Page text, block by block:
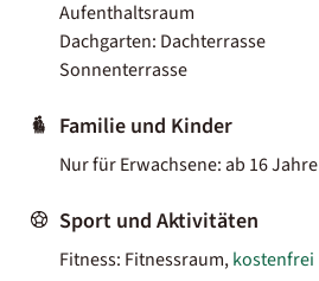
Aufenthaltsraum
Dachgarten: Dachterrasse
Sonnenterrasse
Familie und Kinder
Nur für Erwachsene: ab 16 Jahre
Sport und Aktivitäten
Fitness: Fitnessraum,kostenfrei